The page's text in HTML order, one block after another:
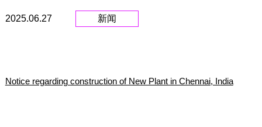
2025.06.27 新闻
Notice regarding construction of New Plant in Chennai, India